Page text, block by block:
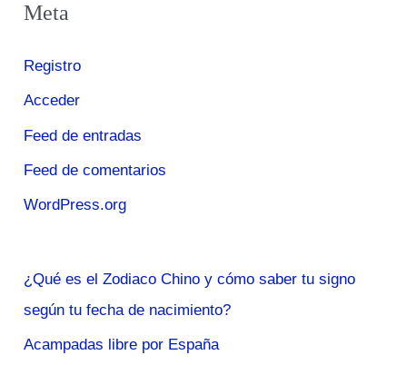
Meta
Registro
Acceder
Feed de entradas
Feed de comentarios
WordPress.org
¿Qué es el Zodiaco Chino y cómo saber tu signo
según tu fecha de nacimiento?
Acampadas libre por España